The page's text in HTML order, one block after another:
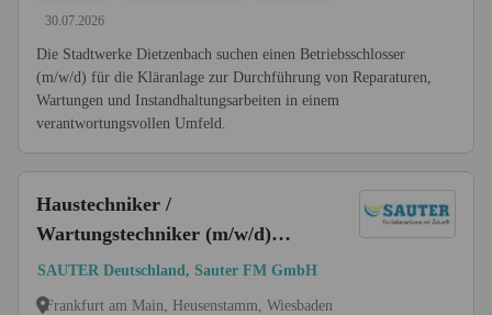
30.07.2026
Die Stadtwerke Dietzenbach suchen einen Betriebsschlosser
(m/w/d) für die Kläranlage zur Durchführung von Reparaturen,
Wartungen und Instandhaltungsarbeiten in einem
verantwortungsvollen Umfeld.
Haustechniker /
Wartungstechniker (m/w/d)
Fachrichtung: Elektro- oder
Heizungs-, Lüftungs- und
SAUTER Deutschland, Sauter FM GmbH
Frankfurt am Main, Heusenstamm, Wiesbaden